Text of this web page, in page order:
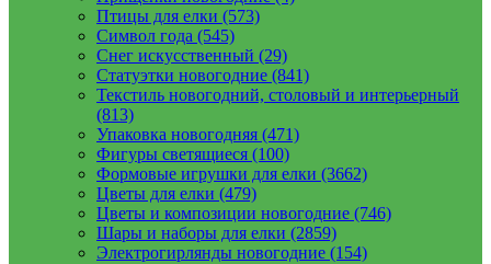
Птицы для елки (573)
Символ года (545)
Снег искусственный (29)
Статуэтки новогодние (841)
Текстиль новогодний, столовый и интерьерный
(813)
Упаковка новогодняя (471)
Фигуры светящиеся (100)
Формовые игрушки для елки (3662)
Цветы для елки (479)
Цветы и композиции новогодние (746)
Шары и наборы для елки (2859)
Электрогирлянды новогодние (154)